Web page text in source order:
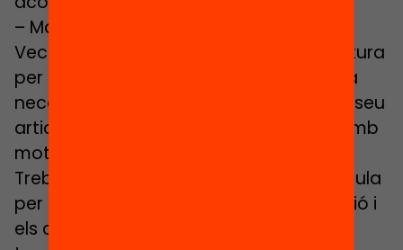
– Marina Guinó, Àlex Cosials i Paula
Veciana, l’equip del projecte LECXIT Lectura
per a l’èxit educatiu, reflexionen sobre la
necessitat d’educar en la igualtat en el seu
article
, amb
motiu del Dia Internacional de la Dona
Treballadora. Creus que una bona fórmula
per treballar-ho és a partir de la narració i
els contes ja que han estat canals